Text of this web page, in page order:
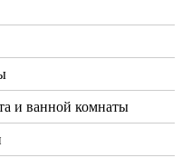
и ванной комнаты